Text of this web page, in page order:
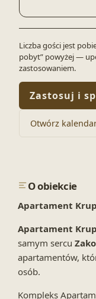
Liczba gości jest
pobyt” powyżej —
zastosowaniem.
Zastosuj i
Otwórz
O obiekcie
Apartament
Apartament
samym sercu
apartamentów,
osób.
Kompleks